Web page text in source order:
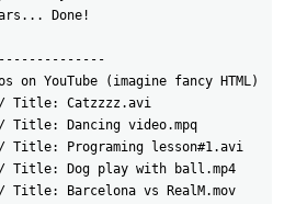
Done!
on YouTube (imagine fancy HTML)
/ Title: Catzzzz.avi
Title: Dancing video.mpq
Title: Programing lesson#1.avi
/ Title: Dog play with ball.mp4
Barcelona vs RealM.mov